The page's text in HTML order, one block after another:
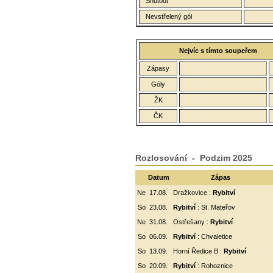
Nevstřelený gól
Nejvíc s tímto soupeřem
Zápasy
Góly
ŽK
ČK
Rozlosování - Podzim 2025
Datum Zápas
Ne 17.08. Dražkovice : Rybitví
So 23.08. Rybitví: St. Mateřov
Ne 31.08. Ostřešany : Rybitví
So 06.09. Rybitví : Chvaletice
So
13.09. Horní Ředice B : Rybitví
So 20.09. Rybitví : Rohoznice